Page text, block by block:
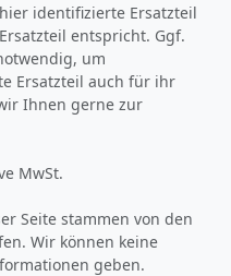
identifizierte Ersatzteil
entspricht. Ggf.
um
Ersatzteil auch für ihr
Ihnen gerne zur
MwSt.
Seite stammen von den
Wir können keine
geben.